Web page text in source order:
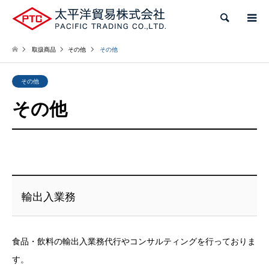
検索
取扱商品 その他 その他
その他
その他
輸出入業務
食品・飲料の輸出入業務代行やコンサルティングを行っておりま
す。